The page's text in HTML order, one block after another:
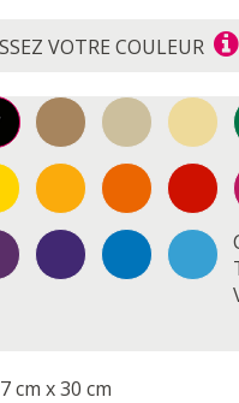
VOTRE COULEUR
cm x 30 cm